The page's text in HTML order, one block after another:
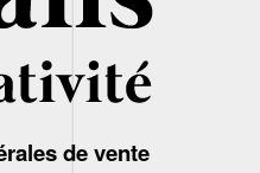
de vente